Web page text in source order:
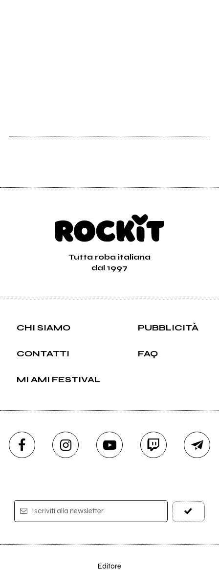
Tutta roba italiana
dal 1997
CHI SIAMO PUBBLICITÀ
CONTATTI FAQ
MI AMI FESTIVAL
Iscriviti alla newsletter
Editore